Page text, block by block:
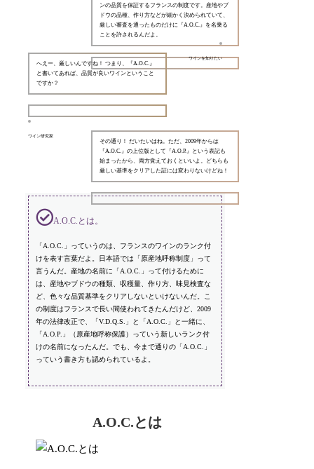
ンの品質を保証するフランスの制度です。産地やブ
ドウの品種、作り方などが細かく決められていて、
厳しい審査を通ったものだけに『A.O.C.』を名乗る
ことを許されるんだよ。
ワインを知りたい
へえー、厳しいんですね！ つまり、『A.O.C.』
と書いてあれば、品質が良いワインということ
ですか？
ワイン研究家
その通り！ だいたいはね。ただ、2009年からは
『A.O.C.』の上位版として『A.O.P.』という表記も
始まったから、両方覚えておくといいよ。どちらも
厳しい基準をクリアした証には変わりないけどね！
A.O.C.とは。
「A.O.C.」っていうのは、フランスのワインのランク付
けを表す言葉だよ。日本語では「原産地呼称制度」って
言うんだ。産地の名前に「A.O.C.」って付けるために
は、産地やブドウの種類、収穫量、作り方、味見検査な
ど、色々な品質基準をクリアしないといけないんだ。こ
の制度はフランスで長い間使われてきたんだけど、2009
年の法律改正で、「V.D.Q.S.」と「A.O.C.」と一緒に、
「A.O.P.」（原産地呼称保護）っていう新しいランク付
けの名前になったんだ。でも、今まで通りの「A.O.C.」
っていう書き方も認められているよ。
A.O.C.とは